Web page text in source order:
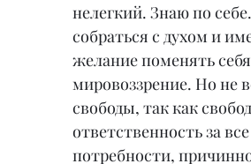
нелегкий. Знаю по
собраться с духом и
желание поменять
мировоззрение. Но не
свободы, так как
ответственность за
потребности,